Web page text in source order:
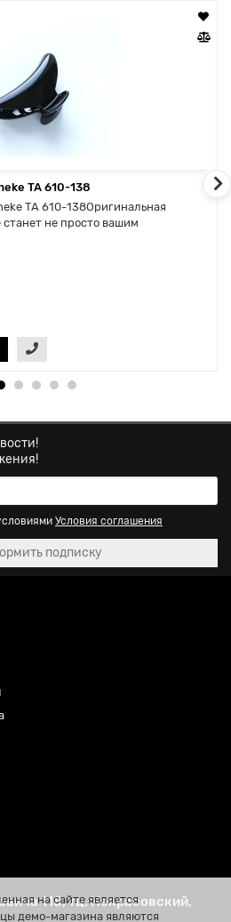
оцинкованное 24-
TA 610-138
TA 610-138Оригинальная
не просто вашим
Условия соглашения
подписку
118, тц. Некрасовский,
на сайте является
демо-магазина являются